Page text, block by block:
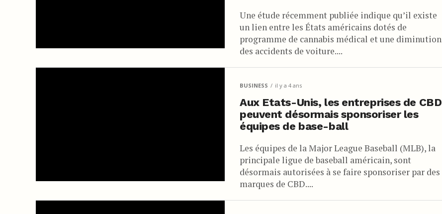
Une étude récemment publiée indique qu’il existe
un lien entre les États américains dotés de
programme de cannabis médical et une diminution
des accidents de voiture....
BUSINESS il y a 4 ans
Aux Etats-Unis, les entreprises de CBD
peuvent désormais sponsoriser les
équipes de base-ball
Les équipes de la Major League Baseball (MLB), la
principale ligue de baseball américain, sont
désormais autorisées à se faire sponsoriser par des
marques de CBD....